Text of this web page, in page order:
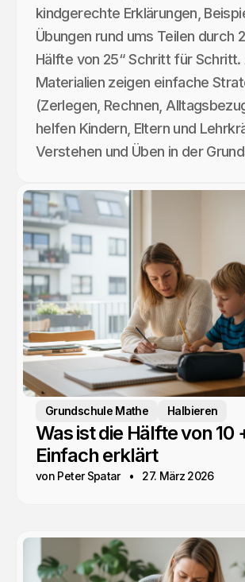
kindgerechte Erklärungen,
Übungen rund ums Teilen durch 2
Hälfte von 25“ Schritt für Schritt.
Materialien zeigen einfache
(Zerlegen, Rechnen,
helfen Kindern, Eltern und
Verstehen und Üben in der
Grundschule Mathe Halbieren
Was ist die Hälfte von 10
Einfach erklärt
von Peter Spatar 27. März 2026